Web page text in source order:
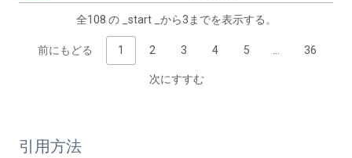
全108 の _start _から3までを表示する。
前にもどる 1 2 3 4 5 36
次にすすむ
引用方法